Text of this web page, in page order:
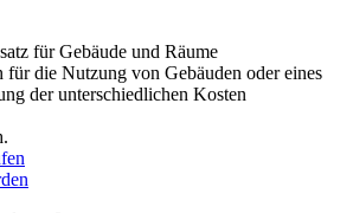
für Gebäude und Räume
für die Nutzung von Gebäuden oder eines
der unterschiedlichen Kosten